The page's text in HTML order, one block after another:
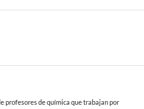
profesores de química que trabajan por